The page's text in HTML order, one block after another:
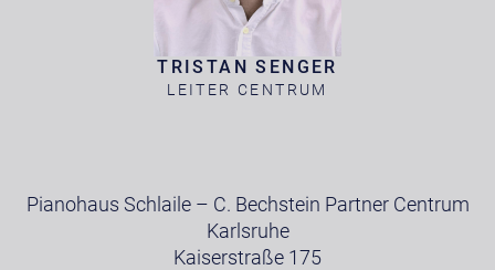
TRISTAN SENGER
LEITER CENTRUM
Pianohaus Schlaile – C. Bechstein Partner Centrum
Karlsruhe
Kaiserstraße 175